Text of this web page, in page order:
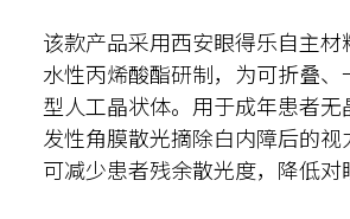
该款产品采用西安眼得乐自主
水性丙烯酸酯研制，为可折叠、
型人工晶状体。用于成年患者无
发性角膜散光摘除白内障后的
可减少患者残余散光度，降低对